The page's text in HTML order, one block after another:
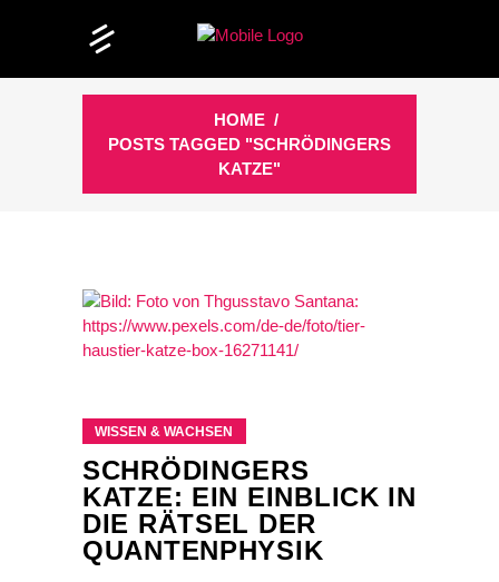
HOME /
POSTS TAGGED "SCHRÖDINGERS
KATZE"
WISSEN & WACHSEN
SCHRÖDINGERS
KATZE: EIN EINBLICK IN
DIE RÄTSEL DER
QUANTENPHYSIK